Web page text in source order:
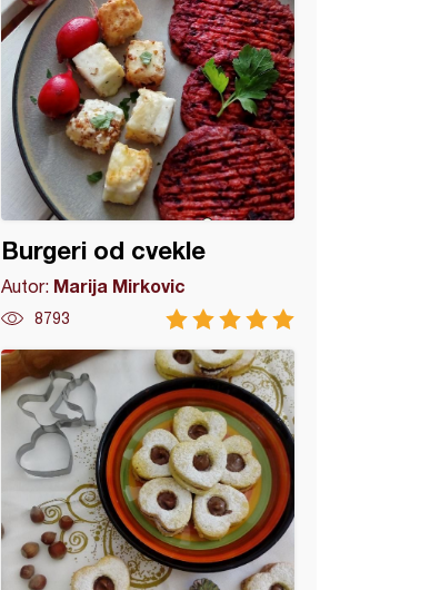
Burgeri od cvekle
Autor: Marija Mirkovic
8793